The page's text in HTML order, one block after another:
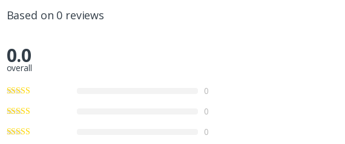
Based on 0 reviews
0.0
overall
0
0
0